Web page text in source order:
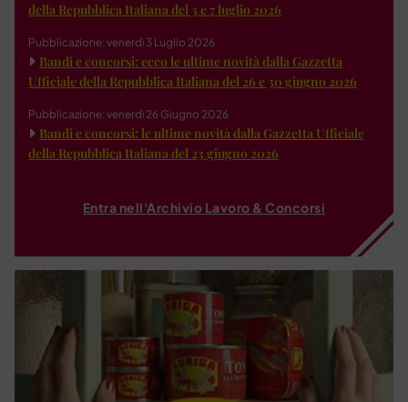
della Repubblica Italiana del 3 e 7 luglio 2026
Pubblicazione: venerdì 3 Luglio 2026
Bandi e concorsi: ecco le ultime novità dalla Gazzetta
Ufficiale della Repubblica Italiana del 26 e 30 giugno 2026
Pubblicazione: venerdì 26 Giugno 2026
Bandi e concorsi: le ultime novità dalla Gazzetta Ufficiale
della Repubblica Italiana del 23 giugno 2026
Entra nell'Archivio Lavoro & Concorsi